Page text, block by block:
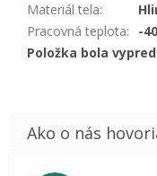
Materiál tela:
Pracovná teplota:
-
Položka bola